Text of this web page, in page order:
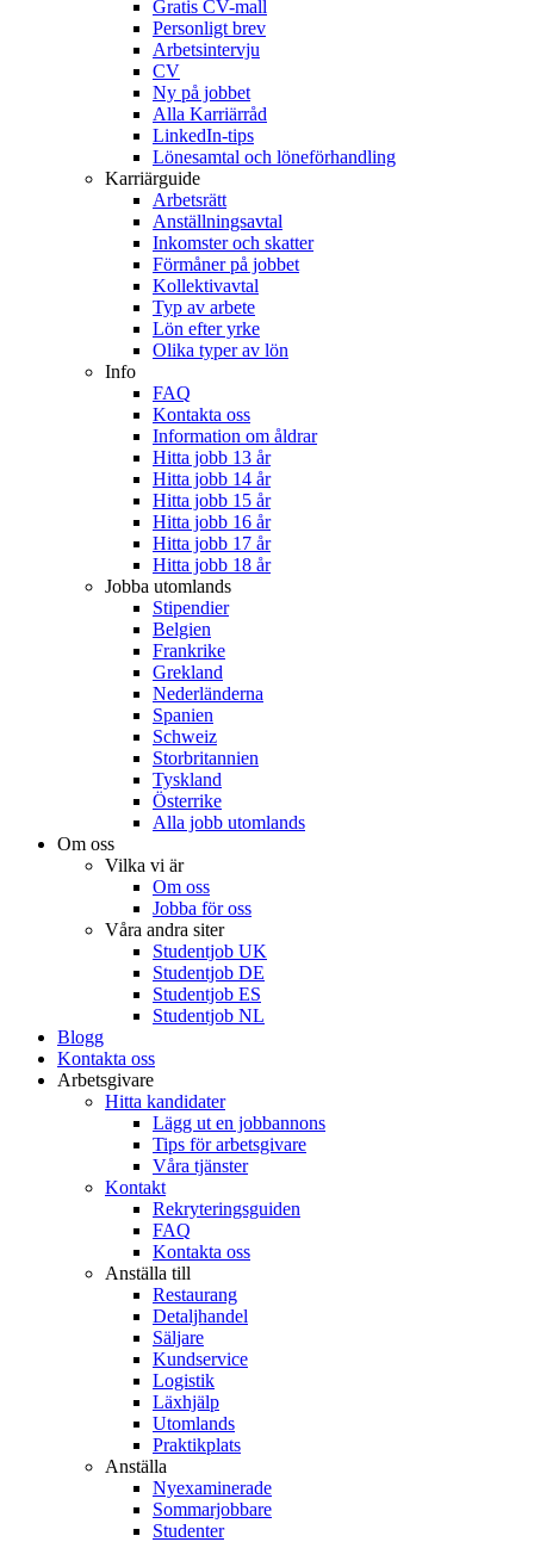
Gratis CV-mall
Personligt brev
Arbetsintervju
CV
Ny på jobbet
Alla Karriärråd
LinkedIn-tips
Lönesamtal och löneförhandling
Karriärguide
Arbetsrätt
Anställningsavtal
Inkomster och skatter
Förmåner på jobbet
Kollektivavtal
Typ av arbete
Lön efter yrke
Olika typer av lön
Info
FAQ
Kontakta oss
Information om åldrar
Hitta jobb 13 år
Hitta jobb 14 år
Hitta jobb 15 år
Hitta jobb 16 år
Hitta jobb 17 år
Hitta jobb 18 år
Jobba utomlands
Stipendier
Belgien
Frankrike
Grekland
Nederländerna
Spanien
Schweiz
Storbritannien
Tyskland
Österrike
Alla jobb utomlands
Om oss
Vilka vi är
Om oss
Jobba för oss
Våra andra siter
Studentjob UK
Studentjob DE
Studentjob ES
Studentjob NL
Blogg
Kontakta oss
Arbetsgivare
Hitta kandidater
Lägg ut en jobbannons
Tips för arbetsgivare
Våra tjänster
Kontakt
Rekryteringsguiden
FAQ
Kontakta oss
Anställa till
Restaurang
Detaljhandel
Säljare
Kundservice
Logistik
Läxhjälp
Utomlands
Praktikplats
Anställa
Nyexaminerade
Sommarjobbare
Studenter